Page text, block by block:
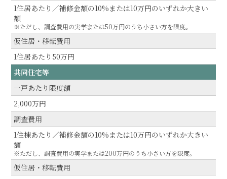
1住居あたり／補修金額の10%または10万円のいずれか大きい
額
※ただし、調査費用の実学または50万円のうち小さい方を限度。
仮住居・移転費用
1住居あたり50万円
共同住宅等
一戸あたり限度額
2,000万円
調査費用
1住棟あたり／補修金額の10%または10万円のいずれか大きい
額
※ただし、調査費用の実学または200万円のうち小さい方を限度。
仮住居・移転費用